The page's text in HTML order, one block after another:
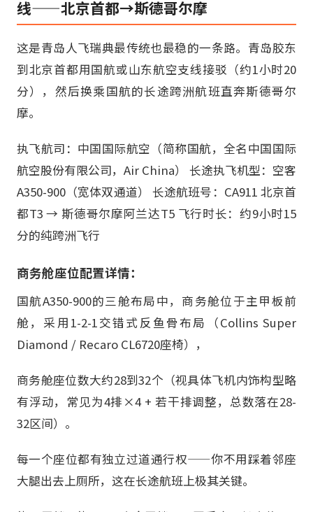
线——北京首都→斯德哥尔摩
这是青岛人飞瑞典最传统也最稳的一条路。青岛胶东
到北京首都用国航或山东航空支线接驳（约1小时20
分），然后换乘国航的长途跨洲航班直奔斯德哥尔
摩。
执飞航司：中国国际航空（简称国航，全名中国国际
航空股份有限公司，Air China） 长途执飞机型：空客
A350-900（宽体双通道） 长途航班号：CA911 北京首
都T3 → 斯德哥尔摩阿兰达T5 飞行时长：约9小时15
分的纯跨洲飞行
商务舱座位配置详情：
国航A350-900的三舱布局中，商务舱位于主甲板前
舱，采用1-2-1交错式反鱼骨布局（Collins Super
Diamond / Recaro CL6720座椅），
商务舱座位数大约28到32个（视具体飞机内饰构型略
有浮动，常见为4排×4 + 若干排调整，总数落在28-
32区间）。
每一个座位都有独立过道通行权——你不用踩着邻座
大腿出去上厕所，这在长途航班上极其关键。